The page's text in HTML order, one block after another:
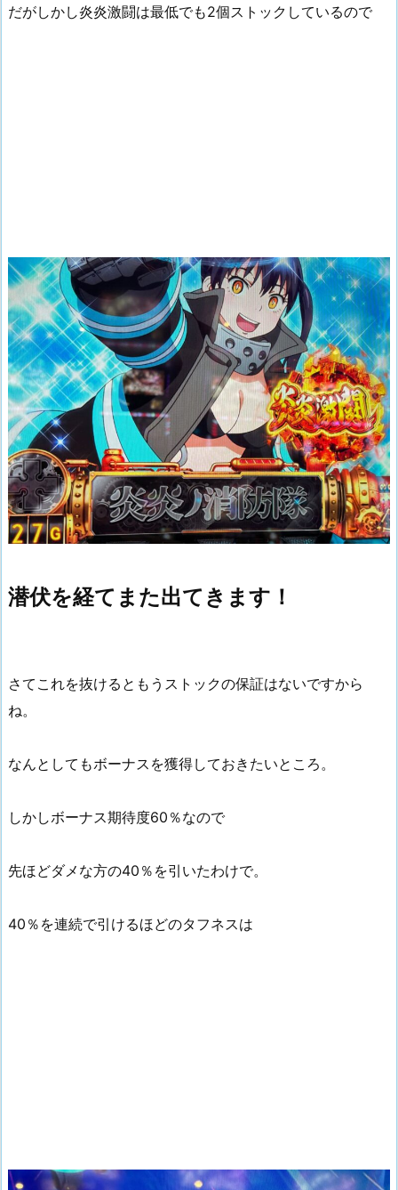
だがしかし炎炎激闘は最低でも2個ストックしているので
潜伏を経てまた出てきます！
さてこれを抜けるともうストックの保証はないですから
ね。
なんとしてもボーナスを獲得しておきたいところ。
しかしボーナス期待度60％なので
先ほどダメな方の40％を引いたわけで。
40％を連続で引けるほどのタフネスは